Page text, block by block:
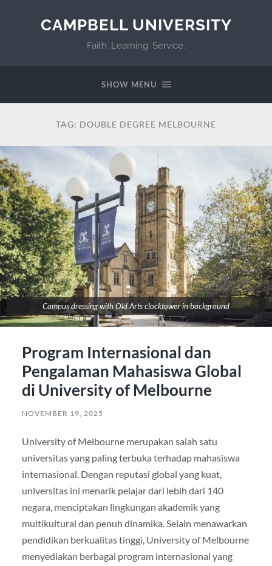
CAMPBELL UNIVERSITY
Faith. Learning. Service.
SHOW MENU
TAG: DOUBLE DEGREE MELBOURNE
Campus dressing with Old Arts clocktower in background
Program Internasional dan
Pengalaman Mahasiswa Global
di University of Melbourne
NOVEMBER 19, 2025
University of Melbourne merupakan salah satu
universitas yang paling terbuka terhadap mahasiswa
internasional. Dengan reputasi global yang kuat,
universitas ini menarik pelajar dari lebih dari 140
negara, menciptakan lingkungan akademik yang
multikultural dan penuh dinamika. Selain menawarkan
pendidikan berkualitas tinggi, University of Melbourne
menyediakan berbagai program internasional yang